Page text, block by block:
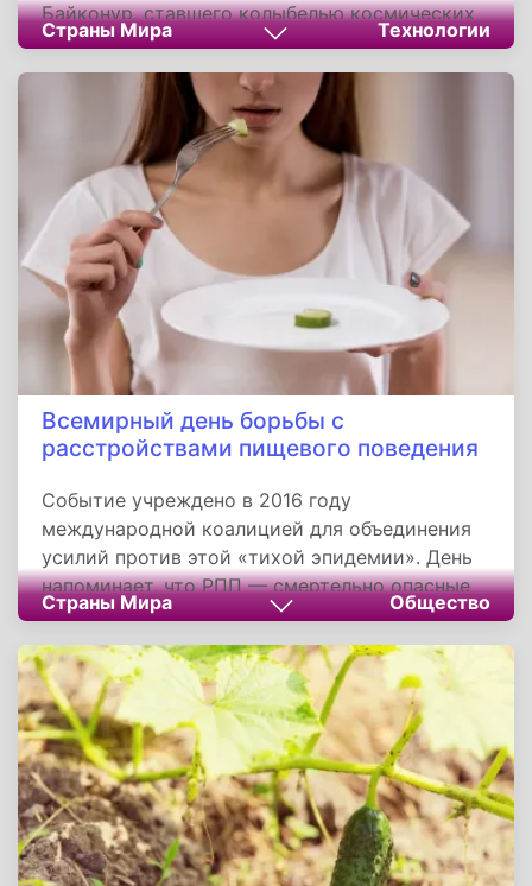
Байконур, ставшего колыбелью космических
технологий. Праздник подчеркивает роль
технологий в развитии транспорта, связи,
науки и безопасности, напоминая, что за
удобством современных гаджетов стоят
профессионалы, создающие инфраструктуру
будущего.
Страны Мира Технологии
Всемирный день борьбы с
расстройствами пищевого поведения
Событие учреждено в 2016 году
международной коалицией для объединения
усилий против этой «тихой эпидемии». День
напоминает, что РПП — смертельно опасные
болезни, а не слабость характера, и требуют
комплексного лечения. Разрушая мифы,
человечество спасает жизни: от детей до
пожилых, от рабочих до звезд. Как сказал
психолог Валентина Ерофеева: «Выход есть —
стоит лишь протянуть руку помощи».
Страны Мира Общество